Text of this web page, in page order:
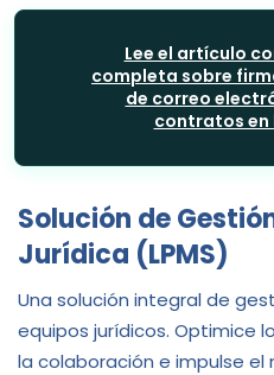
Lee el artículo
completa sobre
de correo
contratos en
Solución de
Jurídica (LPMS)
Una solución integral de
equipos jurídicos. Optimice
la colaboración e impulse